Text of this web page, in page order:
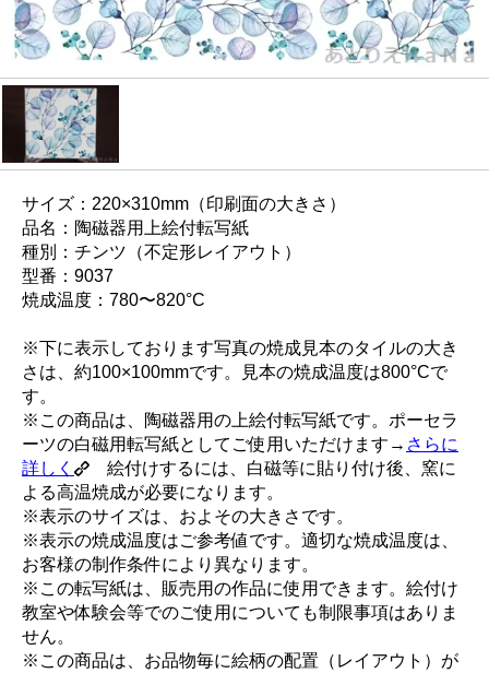
サイズ：220×310mm（印刷面の大きさ）
品名：陶磁器用上絵付転写紙
種別：チンツ（不定形レイアウト）
型番：9037
焼成温度：780〜820°C
※下に表示しております写真の焼成見本のタイルの大き
さは、約100×100mmです。見本の焼成温度は800°Cで
す。
※この商品は、陶磁器用の上絵付転写紙です。ポーセラ
ーツの白磁用転写紙としてご使用いただけます→ さらに
詳しく
絵付けするには、白磁等に貼り付け後、窯に
よる高温焼成が必要になります。
※表示のサイズは、およその大きさです。
※表示の焼成温度はご参考値です。適切な焼成温度は、
お客様の制作条件により異なります。
※この転写紙は、販売用の作品に使用できます。絵付け
教室や体験会等でのご使用についても制限事項はありま
せん。
※この商品は、お品物毎に絵柄の配置（レイアウト）が